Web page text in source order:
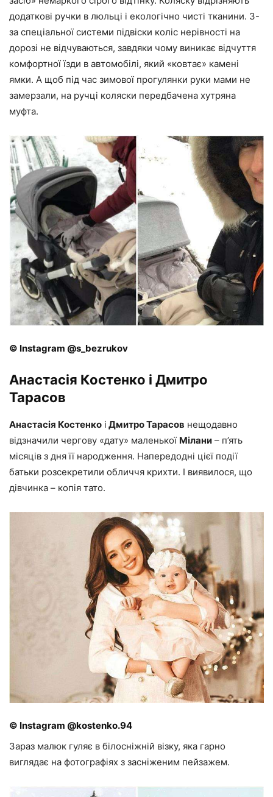
додаткові ручки в люльці і екологічно чисті тканини. З-
за спеціальної системи підвіски коліс нерівності на
дорозі не відчуваються, завдяки чому виникає відчуття
комфортної їзди в автомобілі, який «ковтає» камені
ямки. А щоб під час зимової прогулянки руки мами не
замерзали, на ручці коляски передбачена хутряна
муфта.
© Instagram @s_bezrukov
Анастасія Костенко і Дмитро
Тарасов
Анастасія Костенко і Дмитро Тарасов нещодавно
відзначили чергову «дату» маленької Мілани – п’ять
місяців з дня її народження. Напередодні цієї події
батьки розсекретили обличчя крихти. І виявилося, що
дівчинка – копія тато.
© Instagram @kostenko.94
Зараз малюк гуляє в білосніжній візку, яка гарно
виглядає на фотографіях з засніженим пейзажем.